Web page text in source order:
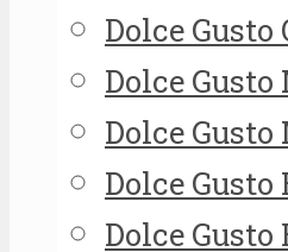
Dolce Gusto
Dolce
Dolce
Dolce Gusto
Dolce Gusto